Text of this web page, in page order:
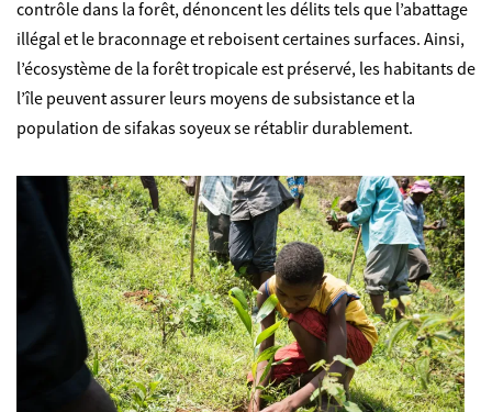
contrôle dans la forêt, dénoncent les délits tels que l’abattage
illégal et le braconnage et reboisent certaines surfaces. Ainsi,
l’écosystème de la forêt tropicale est préservé, les habitants de
l’île peuvent assurer leurs moyens de subsistance et la
population de sifakas soyeux se rétablir durablement.